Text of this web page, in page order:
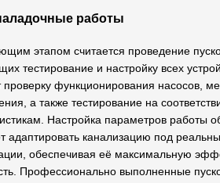
работы
этапом считается проведение
тестирование и настройку всех
проверку функционирования насосов,
а также тестирование на
Настройка параметров работы
адаптировать канализацию под
обеспечивая её максимальную
Профессионально выполненные